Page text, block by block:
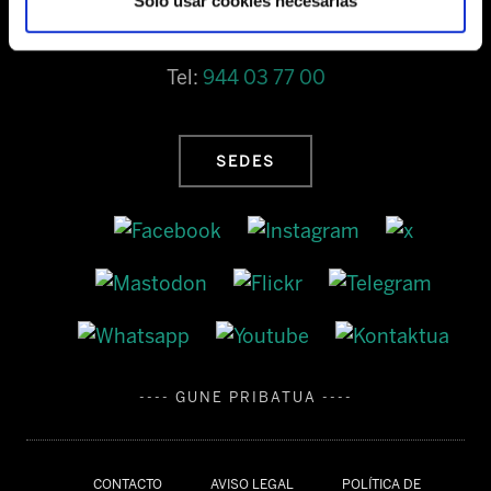
CONTACTO AVISO LEGAL POLÍTICA DE
Tel: 944 03 77 00
SEDES
---- GUNE PRIBATUA ----